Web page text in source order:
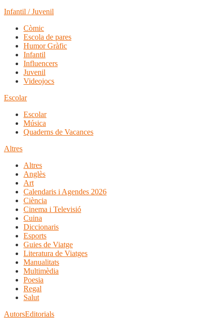
Infantil / Juvenil
Còmic
Escola de pares
Humor Gràfic
Infantil
Influencers
Juvenil
Videojocs
Escolar
Escolar
Música
Quaderns de Vacances
Altres
Altres
Anglès
Art
Calendaris i Agendes 2026
Ciència
Cinema i Televisió
Cuina
Diccionaris
Esports
Guies de Viatge
Literatura de Viatges
Manualitats
Multimèdia
Poesia
Regal
Salut
AutorsEditorials